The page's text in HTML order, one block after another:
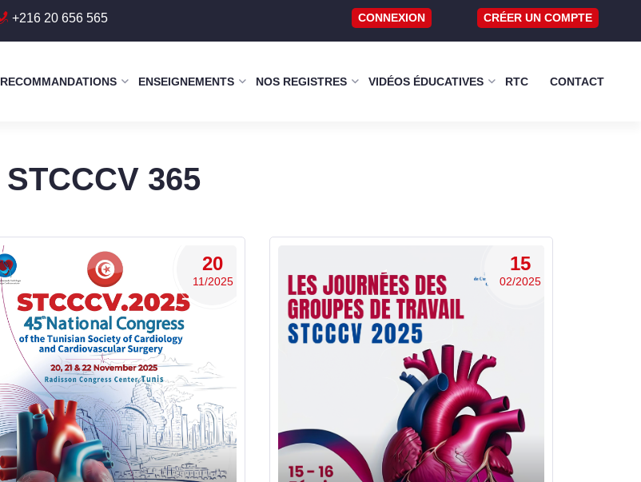
+216 20 656 565 CONNEXION CRÉER UN COMPTE
RECOMMANDATIONS ENSEIGNEMENTS NOS REGISTRES VIDÉOS ÉDUCATIVES RTC CONTACT
STCCCV 365
20
11/2025
15
02/2025